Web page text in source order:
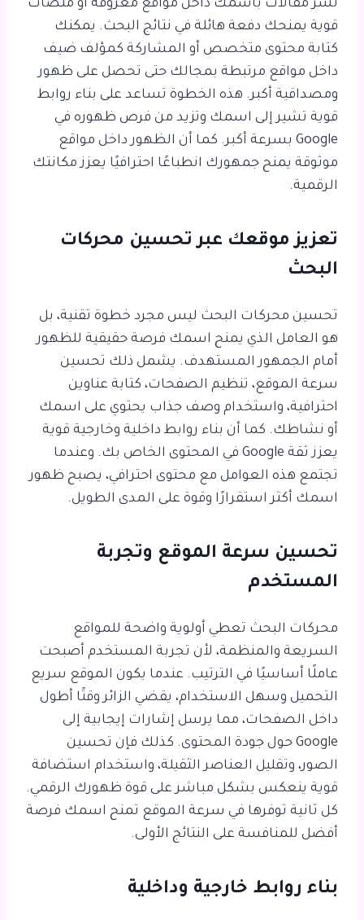
نشر مقالات باسمك داخل مواقع معروفة أو منصات
قوية يمنحك دفعة هائلة في نتائج البحث. يمكنك
كتابة محتوى متخصص أو المشاركة كمؤلف ضيف
داخل مواقع مرتبطة بمجالك حتى تحصل على ظهور
ومصداقية أكبر. هذه الخطوة تساعد على بناء روابط
قوية تشير إلى اسمك وتزيد من فرص ظهوره في
Google بسرعة أكبر. كما أن الظهور داخل مواقع
موثوقة يمنح جمهورك انطباعًا احترافيًا يعزز مكانتك
الرقمية.
تعزيز موقعك عبر تحسين محركات
البحث
تحسين محركات البحث ليس مجرد خطوة تقنية، بل
هو العامل الذي يمنح اسمك فرصة حقيقية للظهور
أمام الجمهور المستهدف. يشمل ذلك تحسين
سرعة الموقع، تنظيم الصفحات، كتابة عناوين
احترافية، واستخدام وصف جذاب يحتوي على اسمك
أو نشاطك. كما أن بناء روابط داخلية وخارجية قوية
يعزز ثقة Google في المحتوى الخاص بك. وعندما
تجتمع هذه العوامل مع محتوى احترافي، يصبح ظهور
اسمك أكثر استقرارًا وقوة على المدى الطويل.
تحسين سرعة الموقع وتجربة
المستخدم
محركات البحث تعطي أولوية واضحة للمواقع
السريعة والمنظمة، لأن تجربة المستخدم أصبحت
عاملًا أساسيًا في الترتيب. عندما يكون الموقع سريع
التحميل وسهل الاستخدام، يقضي الزائر وقتًا أطول
داخل الصفحات، مما يرسل إشارات إيجابية إلى
Google حول جودة المحتوى. كذلك فإن تحسين
الصور، وتقليل العناصر الثقيلة، واستخدام استضافة
قوية ينعكس بشكل مباشر على قوة ظهورك الرقمي.
كل ثانية توفرها في سرعة الموقع تمنح اسمك فرصة
أفضل للمنافسة على النتائج الأولى.
بناء روابط خارجية وداخلية